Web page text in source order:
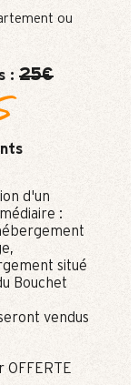
ou
: 25€
d'un
:
situé
Bouchet
vendus